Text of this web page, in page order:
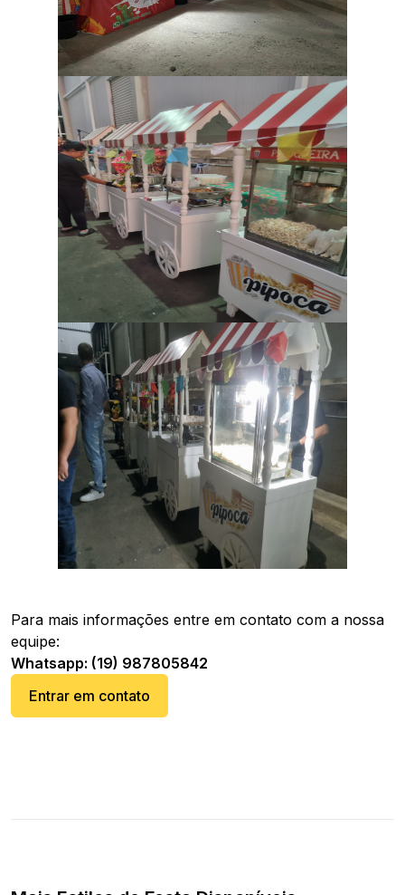
Para mais informações entre em contato com a nossa
equipe:
Whatsapp: (19) 987805842
Entrar em contato